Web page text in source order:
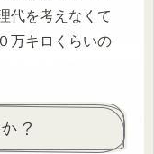
代を考えなくて
万キロくらいの
？